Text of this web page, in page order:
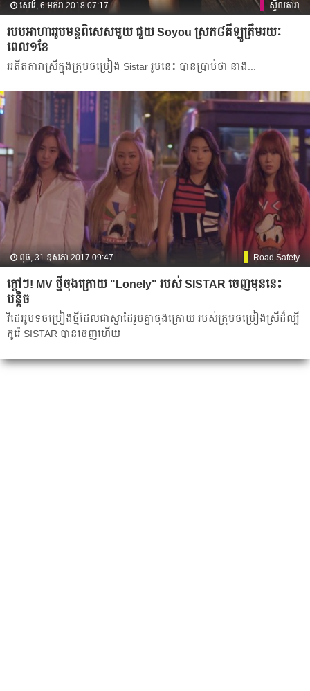
សៅរ៍, 6 មករា 2018 07:17 ស្ទីលតារា
របប​អាហារ​រូបមន្ត​ពិសេស​មួយ ជួយ Soyou ស្រក​៨គីឡូ​ត្រឹម​រយៈ​
ពេល​១​ខែ
អតីត​តារា​ស្រី​ក្នុង​ក្រុម​ចម្រៀង Sistar រូប​នេះ បាន​ប្រាប់​​ថា នាង​...
ពុធ, 31 ឧសភា 2017 09:47 Road Safety
ក្ដៅៗ! MV ថ្មីចុងក្រោយ "Lonely" របស់​ SISTAR ចេញមុន​នេះ
បន្តិច
វីដេអូបទចម្រៀង​​ថ្មី​ដែល​ជា​ស្នាដៃរួមគ្នា​ចុងក្រោយ​ របស់​ក្រុម​ចម្រៀង​ស្រី​ដ៏​ល្បី​
កូរ៉េ​ SISTAR បាន​ចេញហើយ